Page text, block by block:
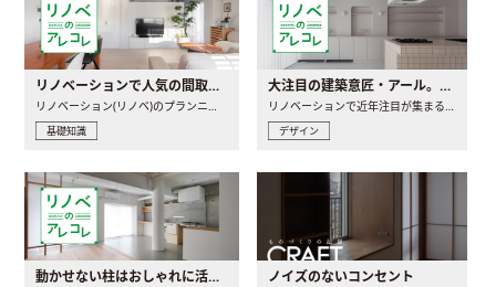
リノベーションで人気の間取りとは？トレンドの間取りと実例を徹底解説
基礎知識
大注目の建築意匠・アール。人気の理由と空間に取り入れるポイント
デザイン
動かせない柱はおしゃれに活用！柱を魅せるリノベーション(リノベ)4選 ノイズのないコンセント